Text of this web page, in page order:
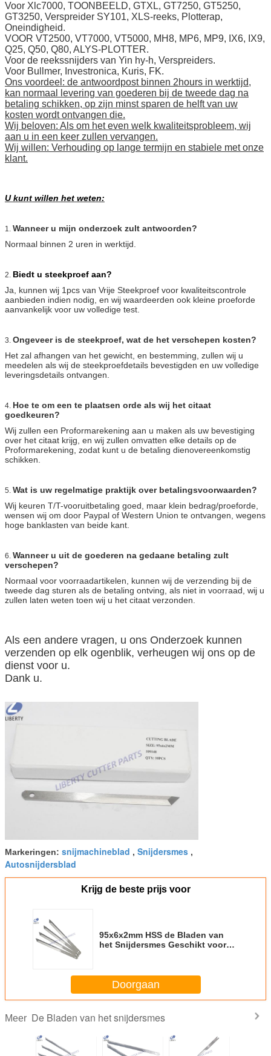
Voor Xlc7000, TOONBEELD, GTXL, GT7250, GT5250,
GT3250, Verspreider SY101, XLS-reeks, Plotterap,
Oneindigheid.
VOOR VT2500, VT7000, VT5000, MH8, MP6, MP9, IX6, IX9,
Q25, Q50, Q80, ALYS-PLOTTER.
Voor de reekssnijders van Yin hy-h, Verspreiders.
Voor Bullmer, Investronica, Kuris, FK.
Ons voordeel: de antwoordpost binnen 2hours in werktijd,
kan normaal levering van goederen bij de tweede dag na
betaling schikken, op zijn minst sparen de helft van uw
kosten wordt ontvangen die.
Wij beloven: Als om het even welk kwaliteitsprobleem, wij
aan u in een keer zullen vervangen.
Wij willen: Verhouding op lange termijn en stabiele met onze
klant.
U kunt willen het weten:
1. Wanneer u mijn onderzoek zult antwoorden?
Normaal binnen 2 uren in werktijd.
2. Biedt u steekproef aan?
Ja, kunnen wij 1pcs van Vrije Steekproef voor kwaliteitscontrole
aanbieden indien nodig, en wij waardeerden ook kleine proeforde
aanvankelijk voor uw volledige test.
3. Ongeveer is de steekproef, wat de het verschepen kosten?
Het zal afhangen van het gewicht, en bestemming, zullen wij u
meedelen als wij de steekproefdetails bevestigden en uw volledige
leveringsdetails ontvangen.
4. Hoe te om een te plaatsen orde als wij het citaat
goedkeuren?
Wij zullen een Proformarekening aan u maken als uw bevestiging
over het citaat krijg, en wij zullen omvatten elke details op de
Proformarekening, zodat kunt u de betaling dienovereenkomstig
schikken.
5. Wat is uw regelmatige praktijk over betalingsvoorwaarden?
Wij keuren T/T-vooruitbetaling goed, maar klein bedrag/proeforde,
wensen wij om door Paypal of Western Union te ontvangen, wegens
hoge banklasten van beide kant.
6. Wanneer u uit de goederen na gedaane betaling zult
verschepen?
Normaal voor voorraadartikelen, kunnen wij de verzending bij de
tweede dag sturen als de betaling ontving, als niet in voorraad, wij u
zullen laten weten toen wij u het citaat verzonden.
Als een andere vragen, u ons Onderzoek kunnen
verzenden op elk ogenblik, verheugen wij ons op de
dienst voor u.
Dank u.
Markeringen: snijmachineblad , Snijdersmes ,
Autosnijdersblad
Krijg de beste prijs voor
95x6x2mm HSS de Bladen van
het Snijdersmes Geschikt voor
Doorgaan
Meer De Bladen van het snijdersmes